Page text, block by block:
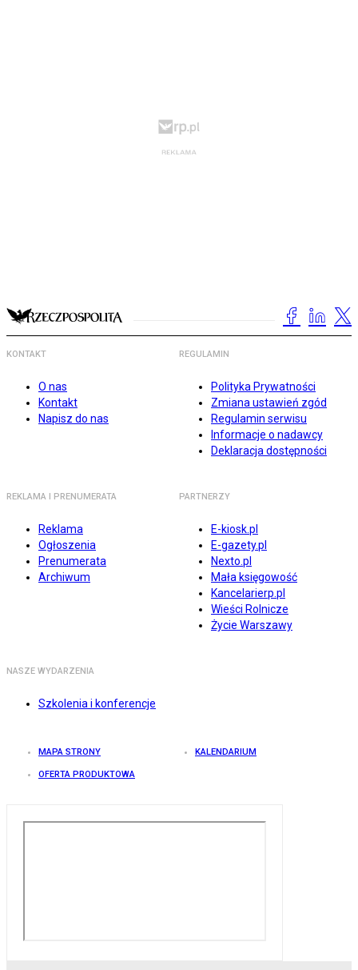
KONTAKT
O nas
Kontakt
Napisz do nas
REGULAMIN
Polityka Prywatności
Zmiana ustawień zgód
Regulamin serwisu
Informacje o nadawcy
Deklaracja dostępności
REKLAMA I PRENUMERATA
Reklama
Ogłoszenia
Prenumerata
Archiwum
PARTNERZY
E-kiosk.pl
E-gazety.pl
Nexto.pl
Mała księgowość
Kancelarierp.pl
Wieści Rolnicze
Życie Warszawy
NASZE WYDARZENIA
Szkolenia i konferencje
MAPA STRONY KALENDARIUM
OFERTA PRODUKTOWA